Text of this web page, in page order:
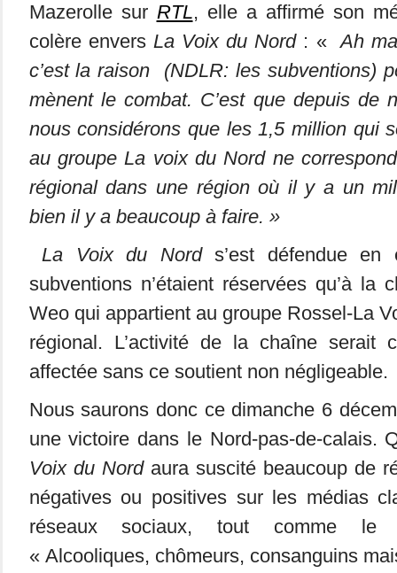
Mazerolle sur RTL, elle a affirmé son
colère envers La Voix du Nord: « Ah
c’est la raison (NDLR: les subventions)
mènent le combat. C’est que depuis de
nous considérons que les 1,5 million qui
au groupe La voix du Nord ne
régional dans une région où il y a un
bien il y a beaucoup à faire. »
La Voix du Nords’est défendue en
subventions n’étaient réservées qu’à la
Weo qui appartient au groupe Rossel-La
régional. L’activité de la chaîne serait
affectée sans ce soutient non négligeable.
Nous saurons donc ce dimanche 6
une victoire dans le Nord-pas-de-calais.
Voix du Nordaura suscité beaucoup de
négatives ou positives sur les médias
réseaux sociaux, tout comme le
« Alcooliques, chômeurs, consanguins